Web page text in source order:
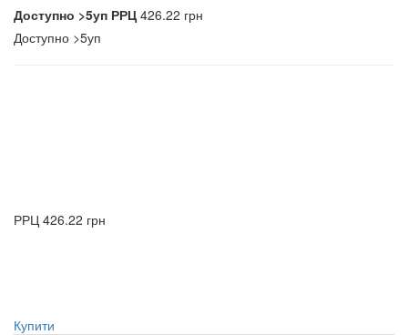
Доступно >5уп РРЦ426.22 грн
Доступно >5уп
РРЦ 426.22 грн
Купити